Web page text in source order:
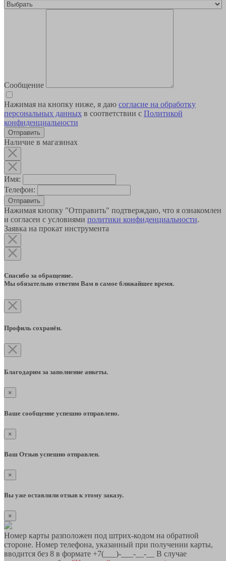
Сообщение
Нажимая на кнопку ниже, я даю согласие на обработку
персональных данных в соответствии с Политикой
конфиденциальности
Наличие в магазинах
Имя:
Телефон:
Отправить
Нажимая кнопку "Отправить" подтверждаю, что я ознакомлен
и согласен с условиями политики конфиденциальности.
Заявка на прокат инструмента
Спасибо за обращение.
Мы обязательно ответим Вам в самое ближайшее время.
Профиль сохранён.
Благодарим за заполнение анкеты.
×
Ваше сообщение успешно отправлено.
×
Ваш Отзыв успешно отправлен.
×
Вы уже оставляли отзыв к этому заказу.
×
Номер карты разположен под штрих-кодом на обратной
стороне. Номер телефона, указанный при получении карты,
вводится без 8 в формате +7(___)-___-__-__ В случае